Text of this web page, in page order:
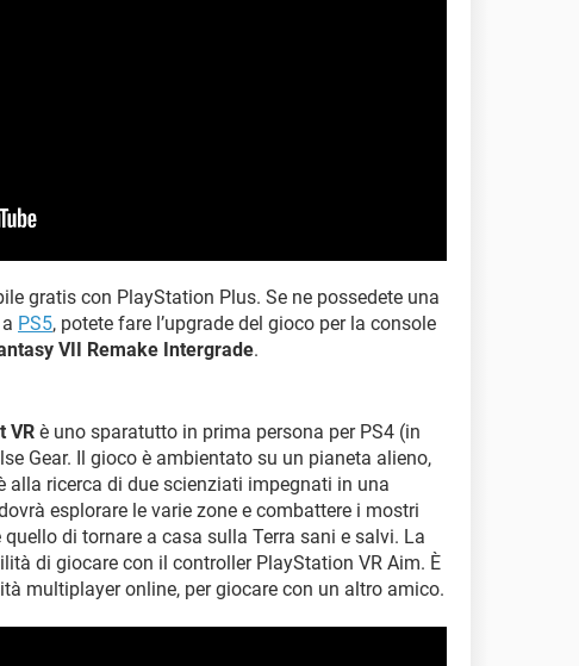
gratis con PlayStation Plus. Se ne possedete una
PS5, potete fare l’upgrade del gioco per la console
VII Remake Intergrade.
VR è uno sparatutto in prima persona per PS4 (in
Gear. Il gioco è ambientato su un pianeta alieno,
alla ricerca di due scienziati impegnati in una
esplorare le varie zone e combattere i mostri
quello di tornare a casa sulla Terra sani e salvi. La
di giocare con il controller PlayStation VR Aim. È
multiplayer online, per giocare con un altro amico.